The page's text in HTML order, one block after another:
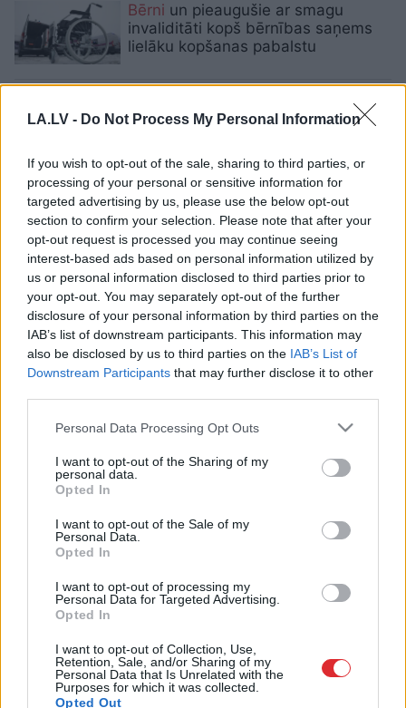
LA.LV - Do Not Process My Personal Information
If you wish to opt-out of the sale, sharing to third parties, or
processing of your personal or sensitive information for
targeted advertising by us, please use the below opt-out
section to confirm your selection. Please note that after your
opt-out request is processed you may continue seeing
interest-based ads based on personal information utilized by
us or personal information disclosed to third parties prior to
your opt-out. You may separately opt-out of the further
disclosure of your personal information by third parties on the
IAB’s list of downstream participants. This information may
also be disclosed by us to third parties on the IAB’s List of
Downstream Participants that may further disclose it to other
Please note that this website/app uses one or more Google
not limited to your visit or usage behaviour. You may click to
grant or deny consent to Google and its third-party tags to
use your data for below specified purposes in below Google
consent section.
Personal Data Processing Opt Outs
I want to opt-out of the Sharing of my
personal data.
Opted In
I want to opt-out of the Sale of my
Personal Data.
Opted In
I want to opt-out of processing my
Personal Data for Targeted Advertising.
Opted In
I want to opt-out of Collection, Use,
Retention, Sale, and/or Sharing of my
Personal Data that Is Unrelated with the
Purposes for which it was collected.
Opted Out
Bērni un pieaugušie ar smagu
invaliditāti kopš bērnības saņems
lielāku kopšanas pabalstu
Palielinās pabalstu adoptētājiem un
ģimenēm, kurās aug bērni ar
Konceptuāliatbalsta ieceri
paplašināt adoptētāju loku, kas
varēs saņemt paternitātes pabalstu
Iekšlietu dienestu amatpersonas
saņēmušas solītos izdienas
pabalstus
Petraviča Saeimā atbild uz
jautājumiem par pabalstiem
Svarīgs
FM paziņojums saistībā ar
kopšanas pabalstus
Jelgavā no 2019.gada palielināts
ienākumu slieknis maznodrošinātā
statusa saņemšanai